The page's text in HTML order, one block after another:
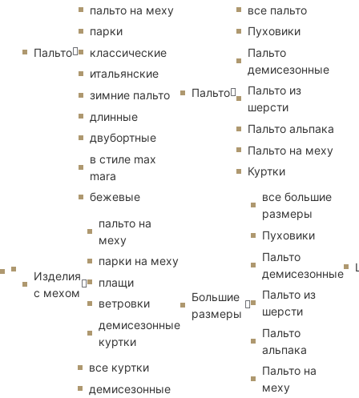
Пальто
пальто на меху
парки
классические
итальянские
зимние пальто
длинные
двубортные
в стиле max
mara
бежевые
Изделия
с мехом
пальто на
меху
парки на меху
плащи
ветровки
демисезонные
куртки
все куртки
демисезонные
Пальто
все пальто
Пуховики
Пальто
демисезонные
Пальто из
шерсти
Пальто альпака
Пальто на меху
Куртки
Большие
размеры
все большие
размеры
Пуховики
Пальто
демисезонные
Пальто из
шерсти
Пальто
альпака
Пальто на
меху